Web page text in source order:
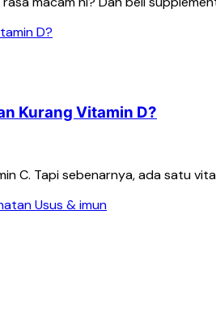
Kurang Vitamin D?
C. Tapi sebenarnya, ada satu